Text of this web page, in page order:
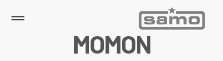
MOMON